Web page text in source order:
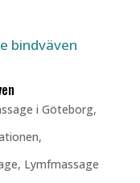
i Göteborg,
,
, Lymfmassage